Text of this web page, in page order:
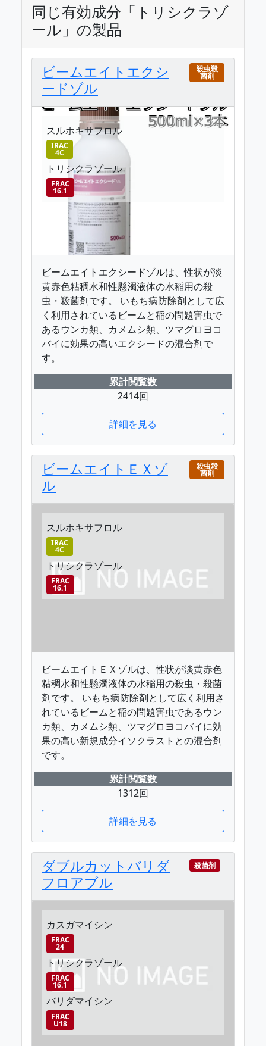
同じ有効成分「トリシクラゾ
ール」の製品
ビームエイトエクシ
ードゾル
殺虫殺
菌剤
スルホキサフロル
IRAC
4C
トリシクラゾール
FRAC
16.1
ビームエイトエクシードゾルは、性状が淡
黄赤色粘稠水和性懸濁液体の水稲用の殺
虫・殺菌剤です。 いもち病防除剤として広
く利用されているビームと稲の問題害虫で
あるウンカ類、カメムシ類、ツマグロヨコ
バイに効果の高いエクシードの混合剤で
す。
累計閲覧数
2414回
詳細を見る
ビームエイトＥＸゾ
ル
殺虫殺
菌剤
スルホキサフロル
IRAC
4C
トリシクラゾール
FRAC
16.1
ビームエイトＥＸゾルは、性状が淡黄赤色
粘稠水和性懸濁液体の水稲用の殺虫・殺菌
剤です。 いもち病防除剤として広く利用さ
れているビームと稲の問題害虫であるウン
カ類、カメムシ類、ツマグロヨコバイに効
果の高い新規成分イソクラストとの混合剤
です。
累計閲覧数
1312回
詳細を見る
ダブルカットバリダ
フロアブル
殺菌剤
カスガマイシン
FRAC
24
トリシクラゾール
FRAC
16.1
バリダマイシン
FRAC
U18